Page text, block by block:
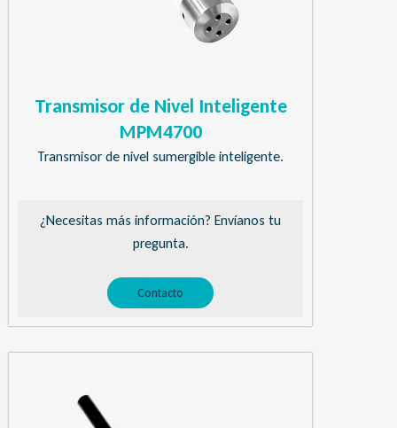
Transmisor de Nivel Inteligente
MPM4700
Transmisor de nivel sumergible inteligente.
¿Necesitas más información? Envíanos tu
pregunta.
Contacto